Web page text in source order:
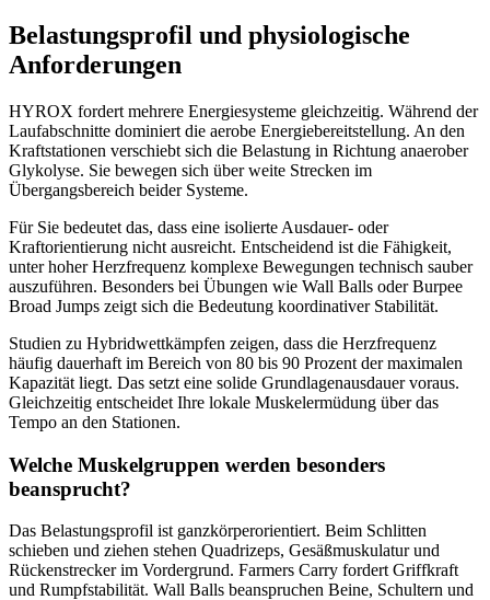
Belastungsprofil und physiologische
Anforderungen
HYROX fordert mehrere Energiesysteme gleichzeitig. Während der
Laufabschnitte dominiert die aerobe Energiebereitstellung. An den
Kraftstationen verschiebt sich die Belastung in Richtung anaerober
Glykolyse. Sie bewegen sich über weite Strecken im
Übergangsbereich beider Systeme.
Für Sie bedeutet das, dass eine isolierte Ausdauer- oder
Kraftorientierung nicht ausreicht. Entscheidend ist die Fähigkeit,
unter hoher Herzfrequenz komplexe Bewegungen technisch sauber
auszuführen. Besonders bei Übungen wie Wall Balls oder Burpee
Broad Jumps zeigt sich die Bedeutung koordinativer Stabilität.
Studien zu Hybridwettkämpfen zeigen, dass die Herzfrequenz
häufig dauerhaft im Bereich von 80 bis 90 Prozent der maximalen
Kapazität liegt. Das setzt eine solide Grundlagenausdauer voraus.
Gleichzeitig entscheidet Ihre lokale Muskelermüdung über das
Tempo an den Stationen.
Welche Muskelgruppen werden besonders
beansprucht?
Das Belastungsprofil ist ganzkörperorientiert. Beim Schlitten
schieben und ziehen stehen Quadrizeps, Gesäßmuskulatur und
Rückenstrecker im Vordergrund. Farmers Carry fordert Griffkraft
und Rumpfstabilität. Wall Balls beanspruchen Beine, Schultern und